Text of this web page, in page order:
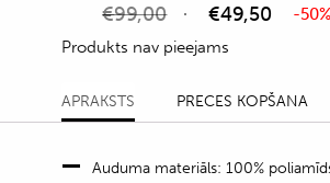
€99,00 €49,50
-
Produkts nav pieejams
APRAKSTS PRECES KOPŠANA
Auduma materiāls: 100%